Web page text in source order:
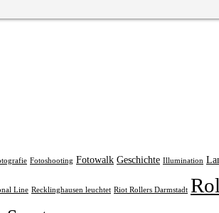
Fotoshooting Fotowalk Geschichte Illumination
Line Recklinghausen leuchtet Riot Rollers Darmstadt